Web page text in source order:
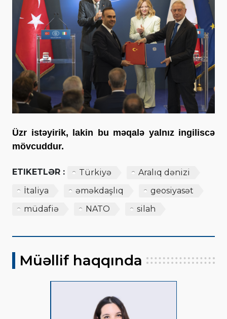
Üzr istəyirik, lakin bu məqalə yalnız ingiliscə
mövcuddur.
ETIKETLƏR : Türkiyə
Aralıq dənizi
İtaliya
əməkdaşlıq
geosiyasət
müdafiə
NATO silah
Müəllif haqqında